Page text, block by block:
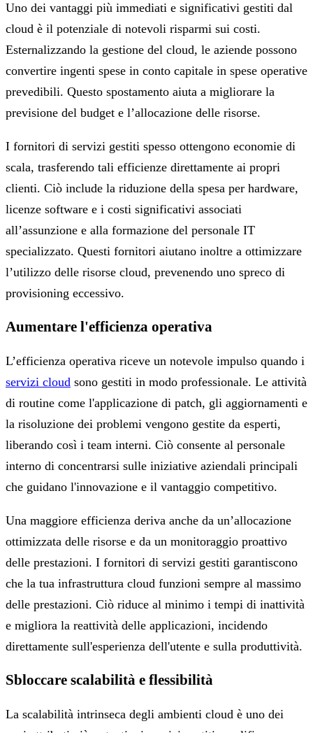
Uno dei vantaggi più immediati e significativi gestiti dal
cloud è il potenziale di notevoli risparmi sui costi.
Esternalizzando la gestione del cloud, le aziende possono
convertire ingenti spese in conto capitale in spese operative
prevedibili. Questo spostamento aiuta a migliorare la
previsione del budget e l’allocazione delle risorse.
I fornitori di servizi gestiti spesso ottengono economie di
scala, trasferendo tali efficienze direttamente ai propri
clienti. Ciò include la riduzione della spesa per hardware,
licenze software e i costi significativi associati
all’assunzione e alla formazione del personale IT
specializzato. Questi fornitori aiutano inoltre a ottimizzare
l’utilizzo delle risorse cloud, prevenendo uno spreco di
provisioning eccessivo.
Aumentare l'efficienza operativa
L’efficienza operativa riceve un notevole impulso quando i
servizi cloud sono gestiti in modo professionale. Le attività
di routine come l'applicazione di patch, gli aggiornamenti e
la risoluzione dei problemi vengono gestite da esperti,
liberando così i team interni. Ciò consente al personale
interno di concentrarsi sulle iniziative aziendali principali
che guidano l'innovazione e il vantaggio competitivo.
Una maggiore efficienza deriva anche da un’allocazione
ottimizzata delle risorse e da un monitoraggio proattivo
delle prestazioni. I fornitori di servizi gestiti garantiscono
che la tua infrastruttura cloud funzioni sempre al massimo
delle prestazioni. Ciò riduce al minimo i tempi di inattività
e migliora la reattività delle applicazioni, incidendo
direttamente sull'esperienza dell'utente e sulla produttività.
Sbloccare scalabilità e flessibilità
La scalabilità intrinseca degli ambienti cloud è uno dei